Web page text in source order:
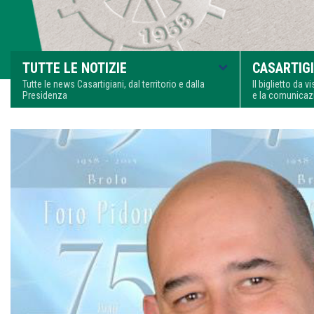
TUTTE LE NOTIZIE
Tutte le news Casartigiani, dal territorio e dalla
Presidenza
Il biglietto da
e la